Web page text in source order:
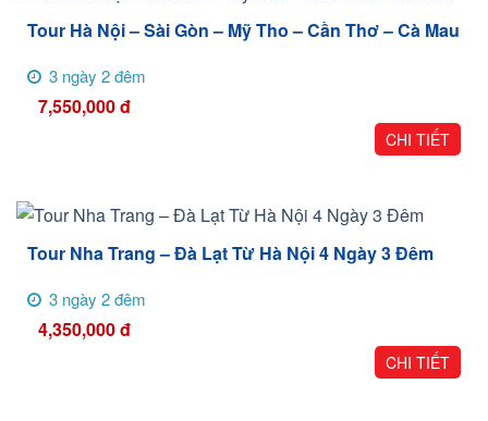
Tour Hà Nội – Sài Gòn – Mỹ Tho – Cần Thơ – Cà Mau
3 ngày 2 đêm
7,550,000đ
CHI TIẾT
Tour Nha Trang – Đà Lạt Từ Hà Nội 4 Ngày 3 Đêm
3 ngày 2 đêm
4,350,000đ
CHI TIẾT